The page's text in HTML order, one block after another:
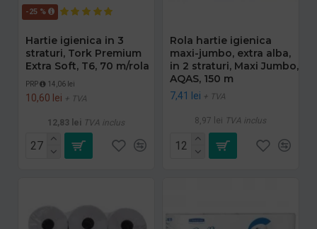
-25 %
Hartie igienica in 3
straturi, Tork Premium
Extra Soft, T6, 70 m/rola
PRP 14,06 lei
10,60 lei + TVA
12,83 lei TVA inclus
Rola hartie igienica
maxi-jumbo, extra alba,
in 2 straturi, Maxi Jumbo,
AQAS, 150 m
7,41 lei + TVA
8,97 lei TVA inclus